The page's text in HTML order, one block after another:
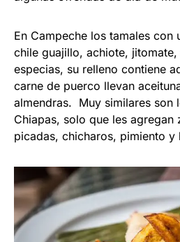
En Campeche los tamales con
chile guajillo, achiote,
especias, su relleno contiene
carne de puerco llevan
almendras. Muy similares son
Chiapas, solo que les agregan
picadas, chicharos, pimiento y